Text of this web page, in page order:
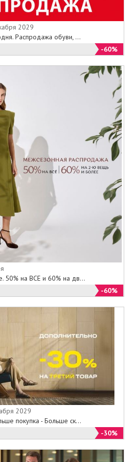
2029
Распродажа обуви, ...
-60%
50% на ВСЕ и 60% на дв...
-60%
2029
покупка - Больше ск...
-30%